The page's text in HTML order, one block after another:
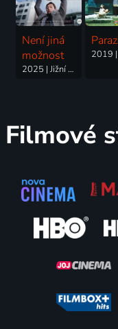
Není jiná
možnost
2025 | Jižní Korea | Komedie, Drama, Krimi, Thriller
Filmové